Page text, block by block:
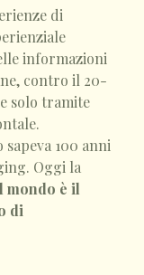
di
informazioni
contro il 20-
solo tramite
100 anni
Oggi la
mondo è il
di